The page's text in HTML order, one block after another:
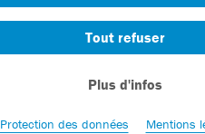
Tout refuser
Plus d'infos
Protection des données Mentions